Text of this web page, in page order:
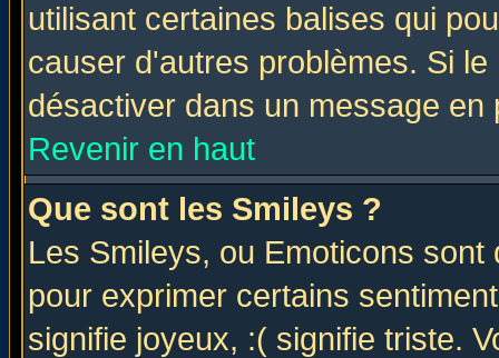
utilisant certaines balises qui
causer d'autres problèmes. Si
désactiver dans un message
Revenir en haut
Que sont les Smileys ?
Les Smileys, ou Emoticons
pour exprimer certains
signifie joyeux, :( signifie triste.